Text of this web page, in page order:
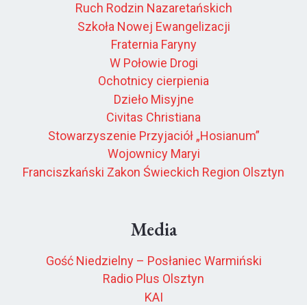
Ruch Rodzin Nazaretańskich
Szkoła Nowej Ewangelizacji
Fraternia Faryny
W Połowie Drogi
Ochotnicy cierpienia
Dzieło Misyjne
Civitas Christiana
Stowarzyszenie Przyjaciół „Hosianum”
Wojownicy Maryi
Franciszkański Zakon Świeckich Region Olsztyn
Media
Gość Niedzielny – Posłaniec Warmiński
Radio Plus Olsztyn
KAI